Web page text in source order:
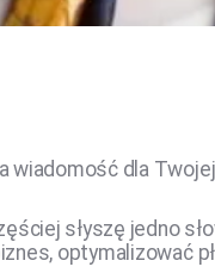
wiadomość dla
słyszę jedno
optymalizować